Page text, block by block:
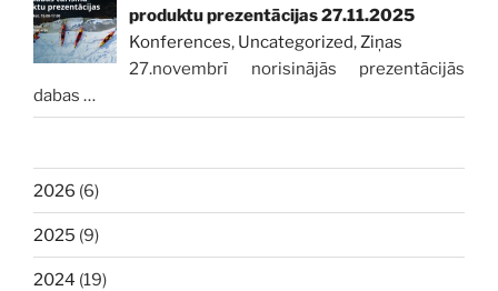
produktu prezentācijas 27.11.2025
Konferences, Uncategorized, Ziņas
27.novembrī norisinājās prezentācijās
dabas …
2026 (6)
2025 (9)
2024 (19)